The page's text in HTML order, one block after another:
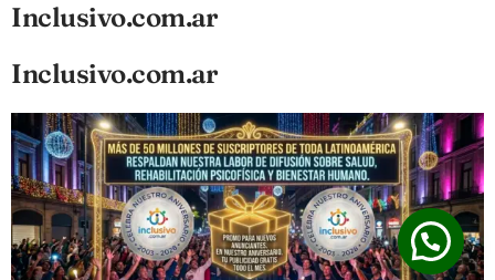
Inclusivo.com.ar
Inclusivo.com.ar